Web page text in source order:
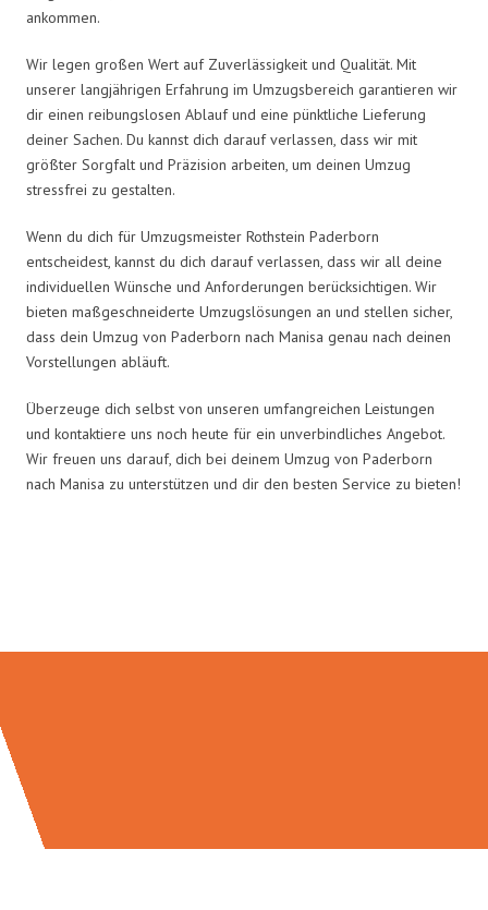
ankommen.
Wir legen großen Wert auf Zuverlässigkeit und Qualität. Mit
unserer langjährigen Erfahrung im Umzugsbereich garantieren wir
dir einen reibungslosen Ablauf und eine pünktliche Lieferung
deiner Sachen. Du kannst dich darauf verlassen, dass wir mit
größter Sorgfalt und Präzision arbeiten, um deinen Umzug
stressfrei zu gestalten.
Wenn du dich für Umzugsmeister Rothstein Paderborn
entscheidest, kannst du dich darauf verlassen, dass wir all deine
individuellen Wünsche und Anforderungen berücksichtigen. Wir
bieten maßgeschneiderte Umzugslösungen an und stellen sicher,
dass dein Umzug von Paderborn nach Manisa genau nach deinen
Vorstellungen abläuft.
Überzeuge dich selbst von unseren umfangreichen Leistungen
und kontaktiere uns noch heute für ein unverbindliches Angebot.
Wir freuen uns darauf, dich bei deinem Umzug von Paderborn
nach Manisa zu unterstützen und dir den besten Service zu bieten!